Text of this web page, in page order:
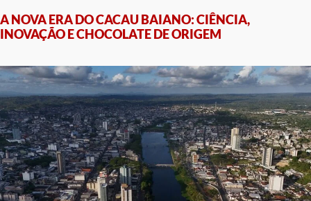
A NOVA ERA DO CACAU BAIANO: CIÊNCIA,
INOVAÇÃO E CHOCOLATE DE ORIGEM